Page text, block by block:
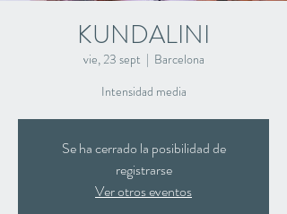
KUNDALINI
vie, 23 sept
  |
Barcelona
Intensidad media
Se ha cerrado la posibilidad de
registrarse
Ver otros eventos